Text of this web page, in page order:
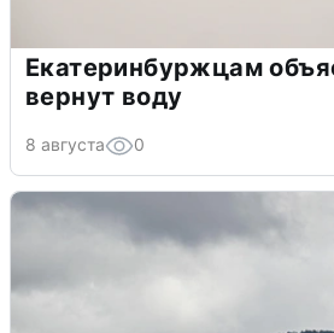
Екатеринбуржцам
вернут воду
8 августа 0